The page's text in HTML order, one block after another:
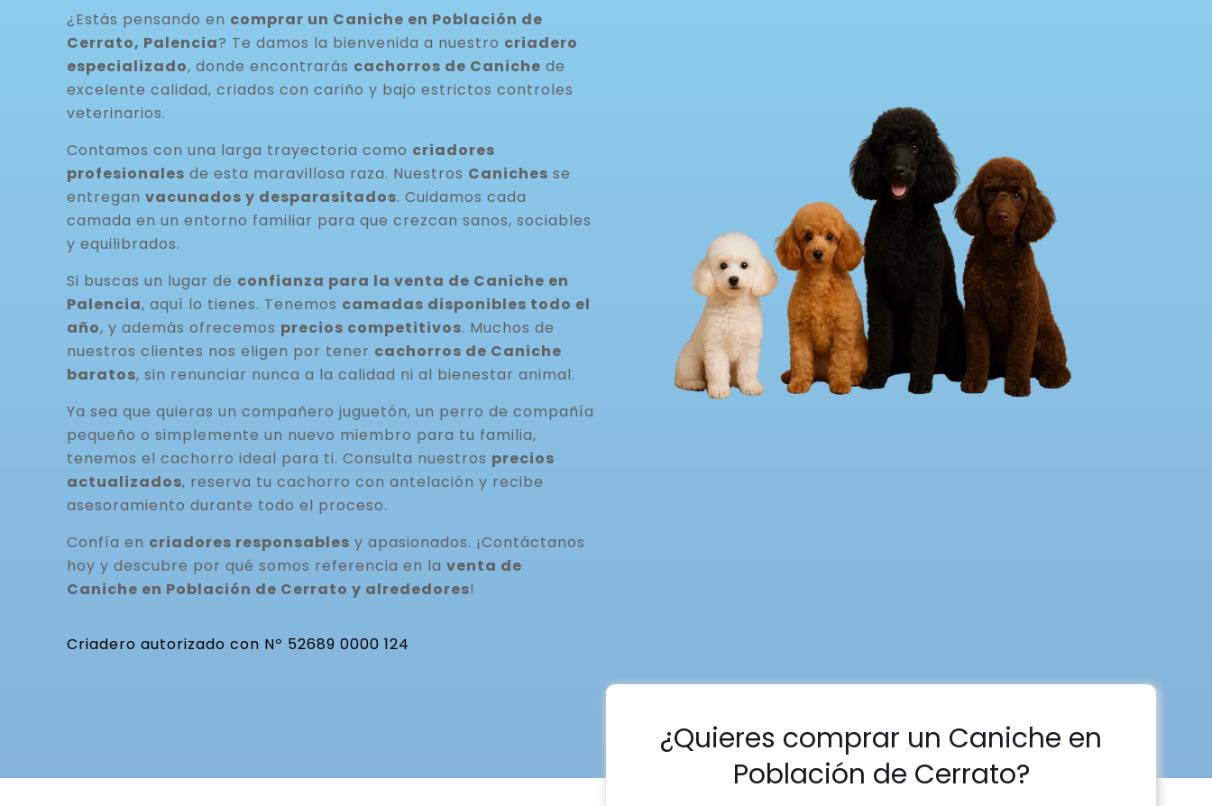
¿Estás pensando en comprar un Caniche en Población de
Cerrato, Palencia? Te damos la bienvenida a nuestro criadero
especializado, donde encontrarás cachorros de Caniche de
excelente calidad, criados con cariño y bajo estrictos controles
veterinarios.
Contamos con una larga trayectoria como criadores
profesionales de esta maravillosa raza. Nuestros Caniches se
entregan vacunados y desparasitados. Cuidamos cada
camada en un entorno familiar para que crezcan sanos, sociables
y equilibrados.
Si buscas un lugar de confianza para la venta de Caniche en
Palencia, aquí lo tienes. Tenemos camadas disponibles todo el
año, y además ofrecemos precios competitivos. Muchos de
nuestros clientes nos eligen por tener cachorros de Caniche
baratos, sin renunciar nunca a la calidad ni al bienestar animal.
Ya sea que quieras un compañero juguetón, un perro de compañía
pequeño o simplemente un nuevo miembro para tu familia,
tenemos el cachorro ideal para ti. Consulta nuestros precios
actualizados, reserva tu cachorro con antelación y recibe
asesoramiento durante todo el proceso.
Confía en criadores responsables y apasionados. ¡Contáctanos
hoy y descubre por qué somos referencia en la venta de
Caniche en Población de Cerrato y alrededores!
Criadero autorizado con Nº 52689 0000 124
¿Quieres comprar un Caniche en
Población de Cerrato?